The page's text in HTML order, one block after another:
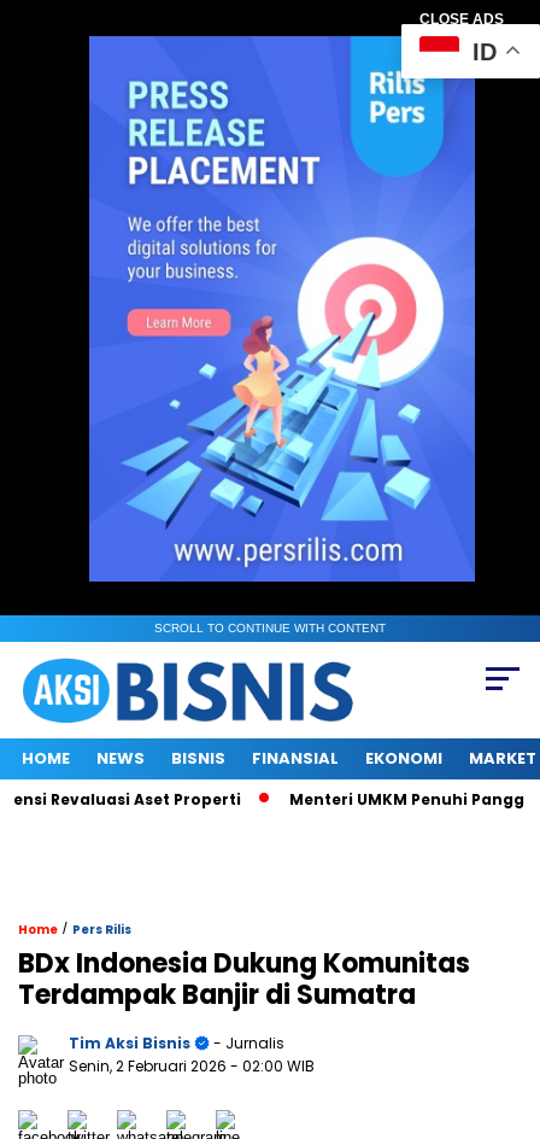
CLOSE ADS
SCROLL TO CONTINUE WITH CONTENT
HOME NEWS BISNIS FINANSIAL EKONOMI MARKET
Revaluasi Aset Properti Menteri UMKM Penuhi Panggilan
Home / Pers Rilis
BDx Indonesia Dukung Komunitas
Terdampak Banjir di Sumatra
Tim Aksi Bisnis
- Jurnalis
Senin, 2 Februari 2026 - 02:00 WIB
ID